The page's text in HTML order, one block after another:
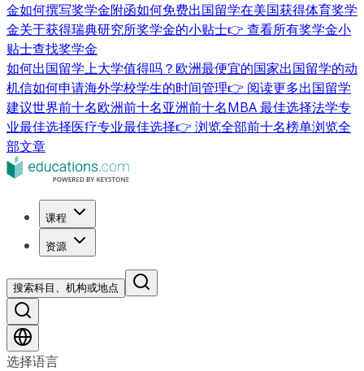
金如何撰写奖学金附函如何免费出国留学在美国获得体育奖学
金关于获得瑞典研究所奖学金的小贴士👉 查看所有奖学金小
贴士查找奖学金
如何出国留学上大学值得吗？ 欧洲最便宜的国家出国留学的动
机信如何申请海外学校学生的时间管理👉 阅读更多出国留学
建议世界前十名欧洲前十名亚洲前十名MBA 最佳选择法学专
业最佳选择医疗专业最佳选择👉 浏览全部前十名榜单浏览全
部文章
课程
资源
搜索科目、机构或地点
选择语言